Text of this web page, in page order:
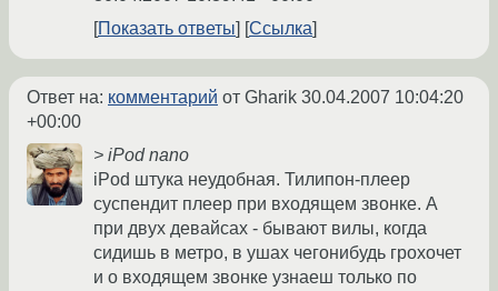
Показать ответы
Ссылка
Ответ на: комментарий от Gharik 30.04.2007 10:04:20
+00:00
> iPod nano
iPod штука неудобная. Тилипон-плеер
суспендит плеер при входящем звонке. А
при двух девайсах - бывают вилы, когда
сидишь в метро, в ушах чегонибудь грохочет
и о входящем звонке узнаеш только по